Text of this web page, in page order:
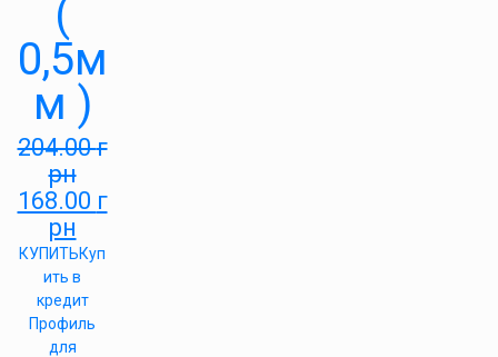
(
0,5м
м )
204.00г
рн
168.00 г
рн
КУПИТЬКуп
ить в
кредит
Профиль
для